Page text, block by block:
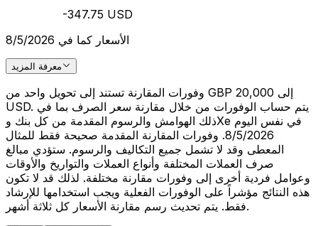
-347.75 USD
الأسعار كما في 8/5/2026
معرفة المزيد
وفورات المقارنة تستند إلى تحويل واحد من GBP 20,000 إلى
USD. يتم حساب الوفورات من خلال مقارنة سعر الصرف بما في
ذلك الهوامش والرسوم المقدمة من كل بنك وXe في نفس اليوم
8/5/2026. وفورات المقارنة المقدمة صحيحة فقط للمثال
المعطى وقد لا تشمل جميع التكاليف والرسوم. ستؤدي مبالغ
صرف العملات المختلفة وأنواع العملات والتواريخ والأوقات
وعوامل فردية أخرى إلى وفورات مقارنة مختلفة. لذلك قد لا تكون
هذه النتائج مؤشراً على الوفورات الفعلية ويجب استخدامها للإرشاد
فقط. يتم تحديث رسم مقارنة الأسعار كل ثلاثة أشهر.